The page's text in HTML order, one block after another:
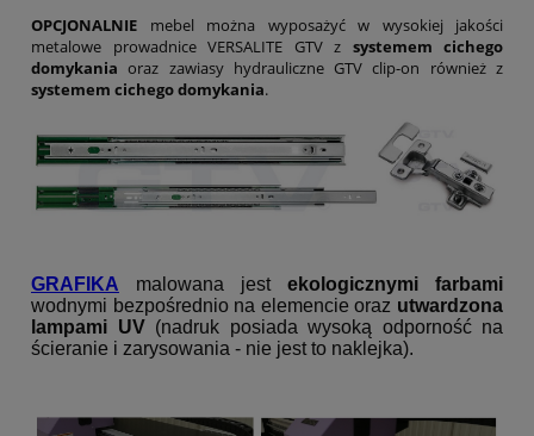
OPCJONALNIE mebel można wyposażyć w wysokiej jakości
metalowe prowadnice VERSALITE GTV z systemem cichego
domykania oraz zawiasy hydrauliczne GTV clip-on również z
systemem cichego domykania.
GRAFIKA malowana jest ekologicznymi farbami
wodnymi bezpośrednio na elemencie oraz utwardzona
lampami UV(nadruk posiada wysoką odporność na
ścieranie i zarysowania - nie jest to naklejka).